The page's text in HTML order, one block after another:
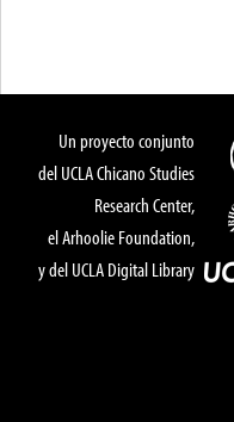
Un proyecto conjunto
del UCLA Chicano Studies
Research Center,
el Arhoolie Foundation,
y del UCLA Digital Library